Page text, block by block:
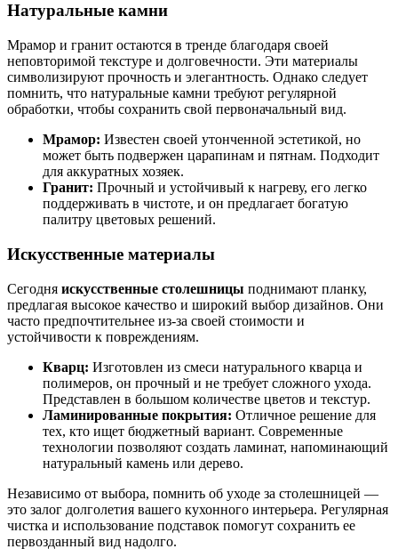
Натуральные камни
Мрамор и гранит остаются в тренде благодаря своей
неповторимой текстуре и долговечности. Эти материалы
символизируют прочность и элегантность. Однако следует
помнить, что натуральные камни требуют регулярной
обработки, чтобы сохранить свой первоначальный вид.
Мрамор: Известен своей утонченной эстетикой, но
может быть подвержен царапинам и пятнам. Подходит
для аккуратных хозяек.
Гранит: Прочный и устойчивый к нагреву, его легко
поддерживать в чистоте, и он предлагает богатую
палитру цветовых решений.
Искусственные материалы
Сегодня искусственные столешницы поднимают планку,
предлагая высокое качество и широкий выбор дизайнов. Они
часто предпочтительнее из-за своей стоимости и
устойчивости к повреждениям.
Кварц: Изготовлен из смеси натурального кварца и
полимеров, он прочный и не требует сложного ухода.
Представлен в большом количестве цветов и текстур.
Ламинированные покрытия: Отличное решение для
тех, кто ищет бюджетный вариант. Современные
технологии позволяют создать ламинат, напоминающий
натуральный камень или дерево.
Независимо от выбора, помнить об уходе за столешницей —
это залог долголетия вашего кухонного интерьера. Регулярная
чистка и использование подставок помогут сохранить ее
первозданный вид надолго.